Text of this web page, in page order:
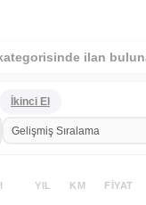
ilan
İkinci El
YIL KM FIYAT